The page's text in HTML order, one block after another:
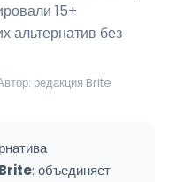
15+
альтернатив без
редакция Brite
Brite: объединяет